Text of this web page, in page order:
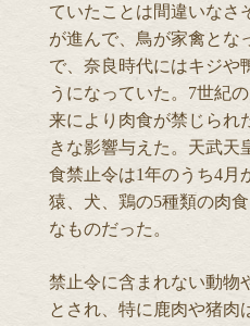
ていたことは間違いなさ
が進んで、鳥が家禽とな
で、奈良時代にはキジや
うになっていた。7世紀
来により肉食が禁じられ
きな影響与えた。天武天
食禁止令は1年のうち4月
猿、犬、鶏の5種類の肉
なものだった。
禁止令に含まれない動物
とされ、特に鹿肉や猪肉